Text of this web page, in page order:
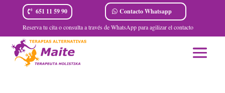
651 11 59 90 Contacto Whatsapp
Reserva tu cita o consulta a través de WhatsApp para agilizar el contacto